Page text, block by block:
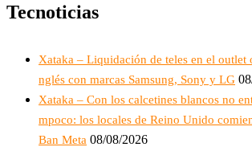
Tecnoticias
Xataka – Liquidación de teles en el outlet
nglés con marcas Samsung, Sony y LG
Xataka – Con los calcetines blancos no
mpoco: los locales de Reino Unido
Ban Meta 08/08/2026